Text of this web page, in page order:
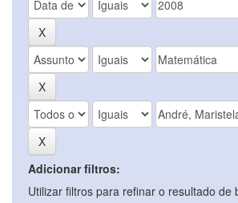
Adicionar filtros:
Utilizar filtros para refinar o resultado de